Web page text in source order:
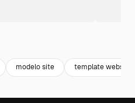
modelo site template website